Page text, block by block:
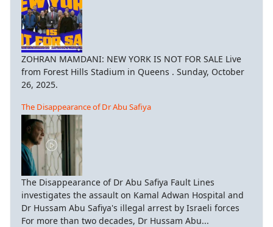
ZOHRAN MAMDANI: NEW YORK IS NOT FOR SALE Live
from Forest Hills Stadium in Queens . Sunday, October
26, 2025.
The Disappearance of Dr Abu Safiya
The Disappearance of Dr Abu Safiya Fault Lines
investigates the assault on Kamal Adwan Hospital and
Dr Hussam Abu Safiya's illegal arrest by Israeli forces
For more than two decades, Dr Hussam Abu...